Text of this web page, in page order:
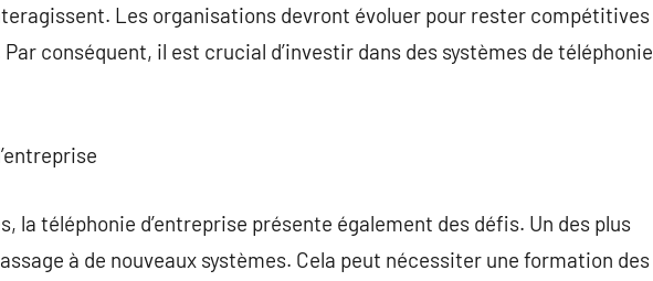
Les organisations devront évoluer pour rester compétitives
conséquent, il est crucial d’investir dans des systèmes de téléphonie
la téléphonie d’entreprise présente également des défis. Un des plus
à de nouveaux systèmes. Cela peut nécessiter une formation des